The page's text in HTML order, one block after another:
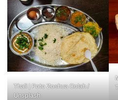
Thali | Foto Zoshua Colah /
Unsplash